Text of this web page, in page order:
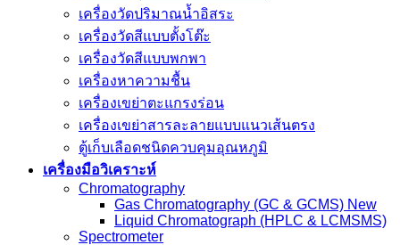
เครื่องวัดปริมาณน้ำอิสระ
เครื่องวัดสีแบบตั้งโต๊ะ
เครื่องวัดสีแบบพกพา
เครื่องหาความชื้น
เครื่องเขย่าตะแกรงร่อน
เครื่องเขย่าสารละลายแบบแนวเส้นตรง
ตู้เก็บเลือดชนิดควบคุมอุณหภูมิ
เครื่องมือวิเคราะห์
Chromatography
Gas Chromatography (GC & GCMS) New
Liquid Chromatograph (HPLC & LCMSMS)
Spectrometer